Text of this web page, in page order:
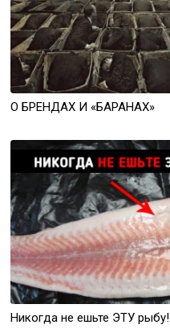
О БРЕНДАХ И «БАРАНАХ»
Никогда не ешьте ЭТУ рыбу!